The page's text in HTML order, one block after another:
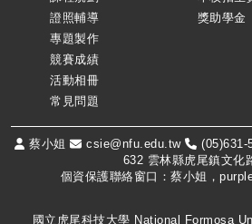
證照輔導
專題製作
競賽成績
活動相冊
常見問題
獎助學金
蔡小姐 csie@nfu.edu.tw (05)631-
632 雲林縣虎尾鎮文化
個資保護聯絡窗口：蔡小姐，
國立虎尾科技大學 National Formosa